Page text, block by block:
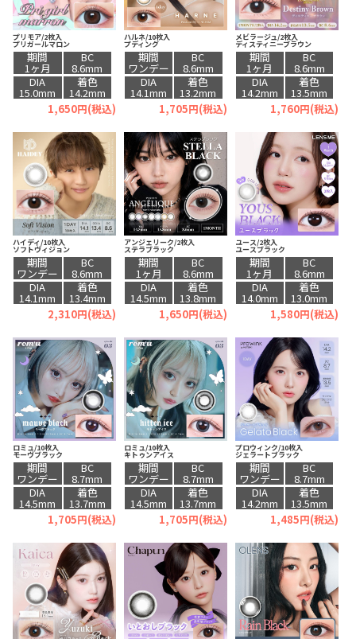
プリモア/2枚入
プリガールマロン
期間
1ヶ月
BC
8.6mm
DIA
15.0mm
着色
14.2mm
1,650円(税込)
ハルネ/10枚入
プディング
期間
ワンデー
BC
8.6mm
DIA
14.1mm
着色
13.2mm
1,705円(税込)
メビラージュ/2枚入
ディスティニーブラウン
期間
1ヶ月
BC
8.6mm
DIA
14.2mm
着色
13.5mm
1,760円(税込)
ハイディ/10枚入
ソフトヴィジョン
期間
ワンデー
BC
8.6mm
DIA
14.1mm
着色
13.4mm
2,310円(税込)
アンジェリーク/2枚入
ステラブラック
期間
1ヶ月
BC
8.6mm
DIA
14.5mm
着色
13.8mm
1,650円(税込)
ユース/2枚入
ユースブラック
期間
1ヶ月
BC
8.6mm
DIA
14.0mm
着色
13.0mm
1,580円(税込)
ロミュ/10枚入
モーヴブラック
期間
ワンデー
BC
8.7mm
DIA
14.5mm
着色
13.7mm
1,705円(税込)
ロミュ/10枚入
キトゥンアイス
期間
ワンデー
BC
8.7mm
DIA
14.5mm
着色
13.7mm
1,705円(税込)
プロウィンク/10枚入
ジェラートブラック
期間
ワンデー
BC
8.7mm
DIA
14.2mm
着色
13.5mm
1,485円(税込)